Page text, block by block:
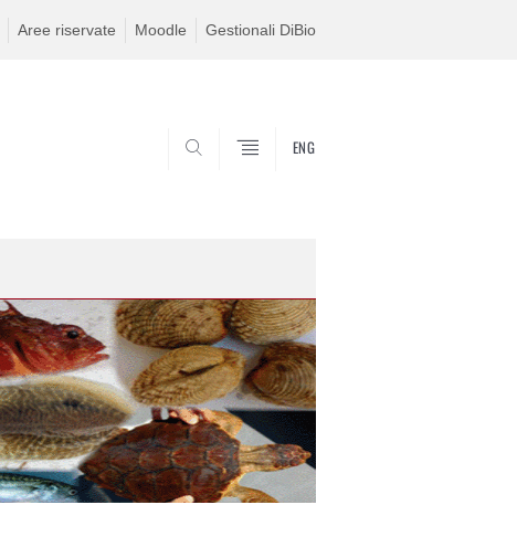
Aree riservate Moodle Gestionali DiBio
ENG